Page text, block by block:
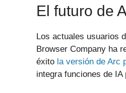
El futuro de
Los actuales usuarios
Browser Company ha
éxito la versión de Arc
integra funciones de